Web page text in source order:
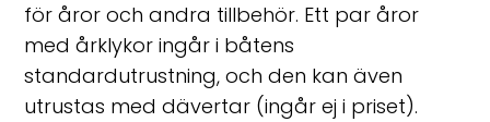
för åror och andra tillbehör. Ett par åror
med årklykor ingår i båtens
standardutrustning, och den kan även
utrustas med dävertar (ingår ej i priset).